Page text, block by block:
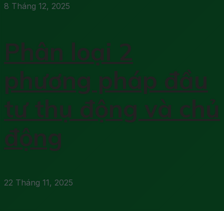
8 Tháng 12, 2025
Phân loại 2
phương pháp đầu
tư thụ động và chủ
động
22 Tháng 11, 2025